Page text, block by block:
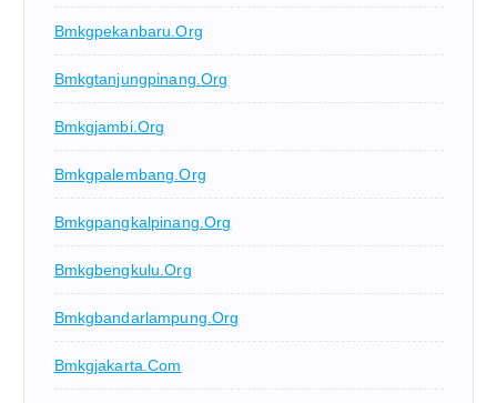
Bmkgpekanbaru.org
Bmkgtanjungpinang.org
Bmkgjambi.org
Bmkgpalembang.org
Bmkgpangkalpinang.org
Bmkgbengkulu.org
Bmkgbandarlampung.org
Bmkgjakarta.com